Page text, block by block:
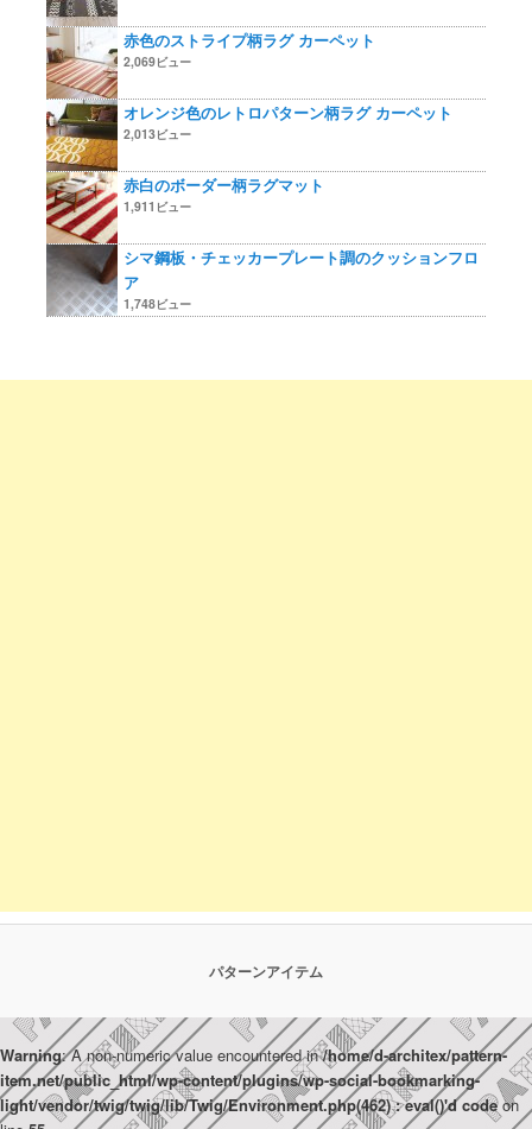
赤色のストライプ柄ラグ カーペット
2,069ビュー
オレンジ色のレトロパターン柄ラグ カーペット
2,013ビュー
赤白のボーダー柄ラグマット
1,911ビュー
シマ鋼板・チェッカープレート調のクッションフロ
ア
1,748ビュー
パターンアイテム
Warning: A non-numeric value encountered in/home/d-architex/pattern-
item.net/public_html/wp-content/plugins/wp-social-bookmarking-
light/vendor/twig/twig/lib/Twig/Environment.php(462) : eval()'d codeon